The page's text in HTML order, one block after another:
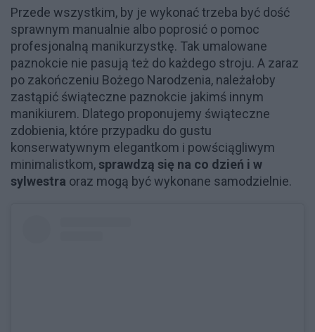
Przede wszystkim, by je wykonać trzeba być dość
sprawnym manualnie albo poprosić o pomoc
profesjonalną manikurzystkę. Tak umalowane
paznokcie nie pasują też do każdego stroju. A zaraz
po zakończeniu Bożego Narodzenia, należałoby
zastąpić świąteczne paznokcie jakimś innym
manikiurem. Dlatego proponujemy świąteczne
zdobienia, które przypadku do gustu
konserwatywnym elegantkom i powściągliwym
minimalistkom, sprawdzą się na co dzień i w
sylwestra oraz mogą być wykonane samodzielnie.